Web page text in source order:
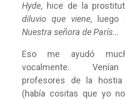
Hyde, hice de la
diluvio que viene, luego
Nuestra señora de París…
Eso me ayudó
vocalmente.
profesores de la
(había cositas que yo